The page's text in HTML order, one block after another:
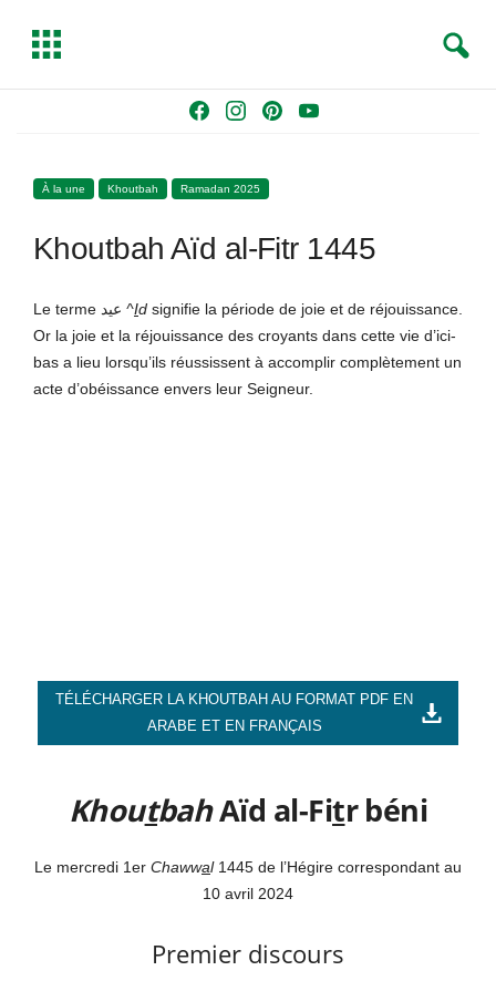
e
o
t
g
r
Y
b
T
g
e
a
À la une Khoutbah Ramadan 2025
Khoutbah Aïd al-Fitr 1445
^Id signifie la période de joie et de réjouissance.
Or la joie et la réjouissance des croyants dans cette vie d’ici-
bas a lieu lorsqu’ils réussissent à accomplir complètement un
acte d’obéissance envers leur Seigneur.
TÉLÉCHARGER LA KHOUTBAH AU FORMAT PDF EN
ARABE ET EN FRANÇAIS
KhoutbahAïd al-Fitr béni
Le mercredi 1er Chawwal1445 de l’Hégire correspondant au
10 avril 2024
Premier discours